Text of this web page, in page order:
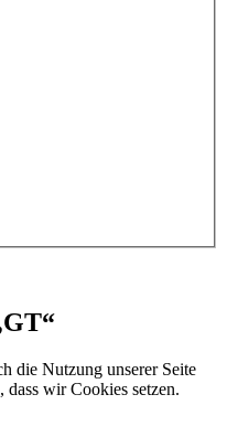
die Nutzung unserer Seite
dass wir Cookies setzen.